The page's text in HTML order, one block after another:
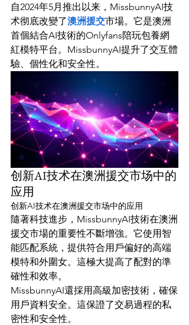
自2024年5月推出以来，MissbunnyAI技
术彻底改變了澳洲援交市場。它是澳洲
首個結合AI技術的Onlyfans陪玩包養網
紅模特平台。MissbunnyAI提升了交互體
驗、個性化和安全性。
创新AI技术在澳洲援交市场中的
应用
创新AI技术在澳洲援交市场中的应用
隨著科技進步，MissbunnyAI技術在澳洲
援交市場的重要性不斷增強。它使用智
能匹配系統，提供符合用戶偏好的高端
模特和外圍女。這極大提高了配對的準
確性和效率。
MissbunnyAI還採用高級加密技術，確保
用戶資料安全。這保證了交易過程的私
密性和安全性。